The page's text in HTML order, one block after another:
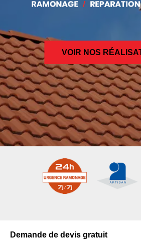
VOIR NOS
Demande de devis gratuit